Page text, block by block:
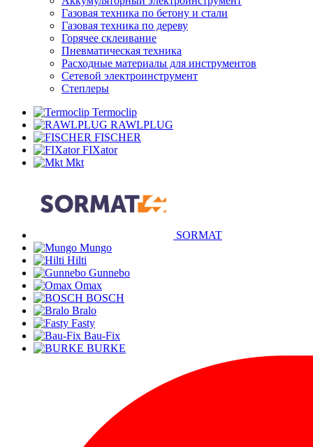
Газовая техника по бетону и стали
Газовая техника по дереву
Горячее склеивание
Пневматическая техника
Расходные материалы для инструментов
Сетевой электроинструмент
Степлеры
Termoclip
RAWLPLUG
FISCHER
FIXator
Mkt
SORMAT
Mungo
Hilti
Gunnebo
Omax
BOSCH
Bralo
Fasty
Bau-Fix
BURKE